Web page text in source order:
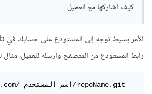
ولفعل هذا نحتاج:
التأكد من ان العميل يمتلك حساب
عن طريق صفحة المستودع، التوجه الى
المستودع settings.
للتحكم فيمن يمكنهم الوصول الى هذا
كيف اشاركها مع العميل
رابط المستودع من المتصفح وأرسله للعميل، مثال
https://github.com/ اسم المستخدم/repoName.git